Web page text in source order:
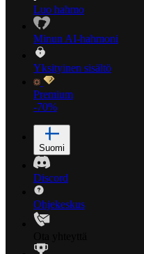
Luo hahmo
Minun AI-hahmoni
Yksityinen sisältö
Premium
-70%
Suomi
Discord
Ohjekeskus